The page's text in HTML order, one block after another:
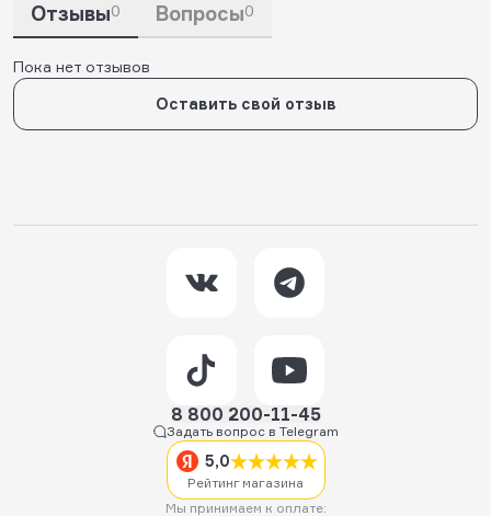
Отзывы0 Вопросы0
Пока нет отзывов
Оставить свой отзыв
8 800 200-11-45
Задать вопрос в Telegram
5,0
Рейтинг магазина
Мы принимаем к оплате: